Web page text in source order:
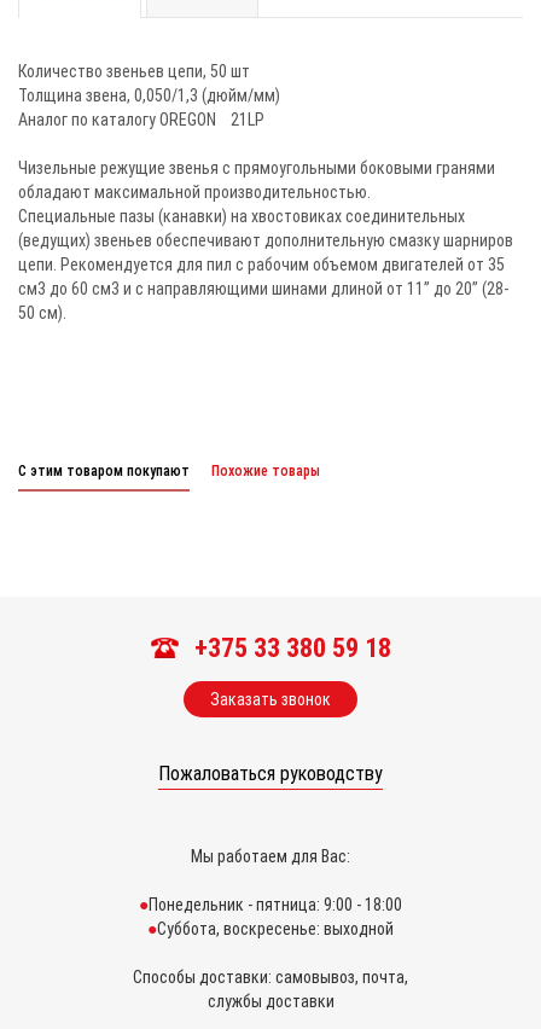
Количество звеньев цепи, 50 шт
Толщина звена, 0,050/1,3 (дюйм/мм)
Аналог по каталогу OREGON 21LP
Чизельные режущие звенья с прямоугольными боковыми гранями
обладают максимальной производительностью.
Специальные пазы (канавки) на хвостовиках соединительных
(ведущих) звеньев обеспечивают дополнительную смазку шарниров
цепи. Рекомендуется для пил с рабочим объемом двигателей от 35
см3 до 60 см3 и с направляющими шинами длиной от 11” до 20” (28-
50 см).
С этим товаром покупают Похожие товары
+375 33 380 59 18
Заказать звонок
Пожаловаться руководству
Мы работаем для Вас:
Понедельник - пятница: 9:00 - 18:00
Суббота, воскресенье: выходной
Способы доставки: самовывоз, почта,
службы доставки